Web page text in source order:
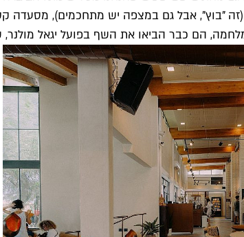
הם כבר הביאו את השף בפועל יגאל מולנר,